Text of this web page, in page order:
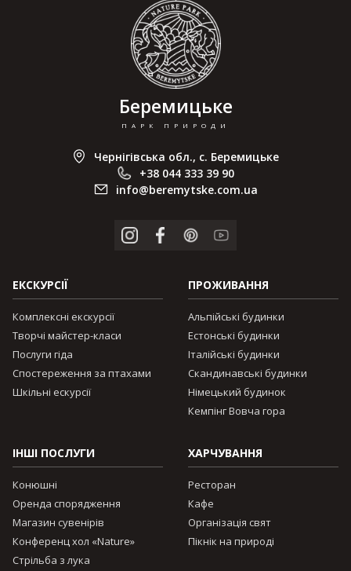
Беремицьке
ПАРК ПРИРОДИ
Чернігівська обл., с. Беремицьке
+38 044 333 39 90
info@beremytske.com.ua
ЕКСКУРСІЇ
Комплексні екскурсії
Творчі майстер-класи
Послуги гіда
Спостереження за птахами
Шкільні ескурсії
ПРОЖИВАННЯ
Альпійські будинки
Естонські будинки
Італійські будинки
Скандинавські будинки
Німецький будинок
Кемпінг Вовча гора
ІНШІ ПОСЛУГИ
Конюшні
Оренда спорядження
Магазин сувенірів
Конференц хол «Nature»
Стрільба з лука
ХАРЧУВАННЯ
Ресторан
Кафе
Організація свят
Пікнік на природі